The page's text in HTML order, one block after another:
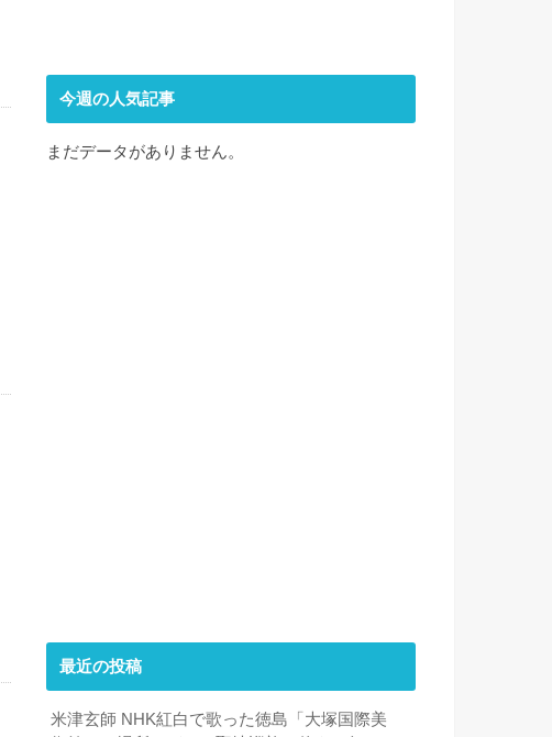
今週の人気記事
まだデータがありません。
最近の投稿
米津玄師 NHK紅白で歌った徳島「大塚国際美